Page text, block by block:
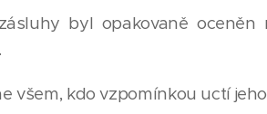
byl opakovaně oceněn
všem, kdo vzpomínkou uctí